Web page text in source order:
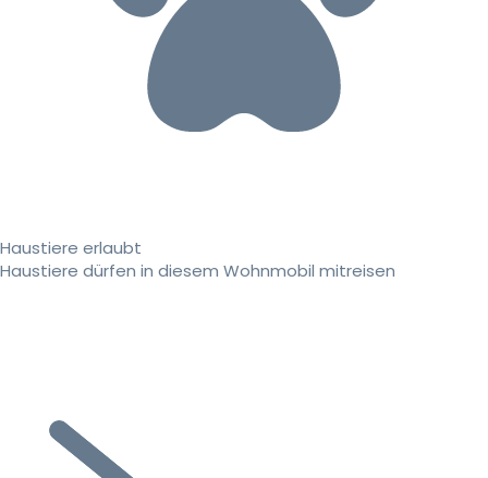
Haustiere erlaubt
Haustiere dürfen in diesem Wohnmobil mitreisen